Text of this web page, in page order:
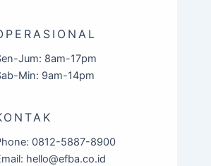
Jum: 8am-17pm
Min: 9am-14pm
0812-5887-8900
hello@efba.co.id